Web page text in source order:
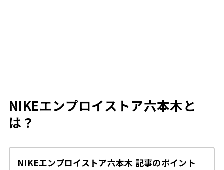
NIKEエンプロイストア六本木と
は？
NIKEエンプロイストア六本木 記事のポイント